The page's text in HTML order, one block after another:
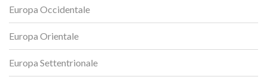
Europa Occidentale
Europa Orientale
Europa Settentrionale